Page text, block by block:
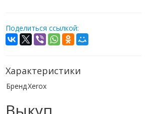
Поделиться ссылкой:
Характеристики
БрендXerox